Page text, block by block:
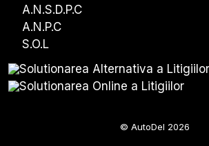
A.N.S.D.P.C
A.N.P.C
S.O.L
© AutoDel 2026